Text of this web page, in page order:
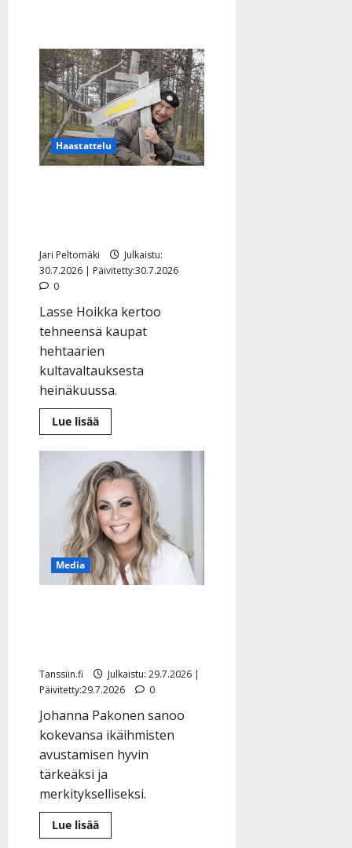
Haastattelu
Jari Peltomäki
Julkaistu:
30.7.2026 | Päivitetty:30.7.2026
0
Lasse Hoikka kertoo
tehneensä kaupat
hehtaarien
kultavaltauksesta
heinäkuussa.
Lue lisääLue
lisää
Lasse
Hoikka:
Souvarit-
kultavaltaus
Lapissa
myyty
Media
Tanssiin.fi
Julkaistu: 29.7.2026 |
Päivitetty:29.7.2026
0
Johanna Pakonen sanoo
kokevansa ikäihmisten
avustamisen hyvin
tärkeäksi ja
merkitykselliseksi.
Lue lisääLue
lisää